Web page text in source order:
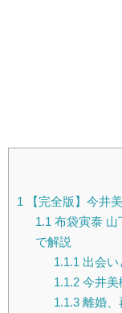
1 【完全版】今井
1.1 布袋寅泰 山
で解説
1.1.1 出会
1.1.2今井美
1.1.3離婚、